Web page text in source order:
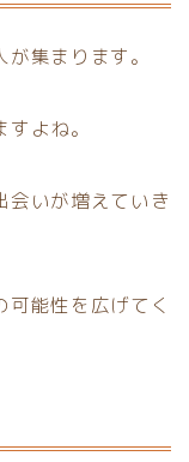
集まります。
よね。
会いが増えていき
能性を広げてく